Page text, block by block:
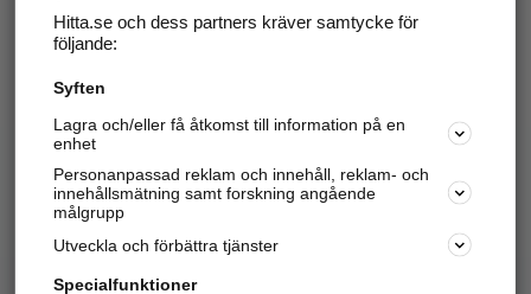
Hitta.se - Gratis nummerupplysning.
Sök företag, personer och platser.
Hitta telefonnummer, adresser, företagsinfo mm.
Marknadsför företaget
Hitta.se och dess partners kräver samtycke för
följande:
Syften
Lagra och/eller få åtkomst till information på en
enhet
Personanpassad reklam och innehåll, reklam- och
innehållsmätning samt forskning angående
målgrupp
Utveckla och förbättra tjänster
Specialfunktioner